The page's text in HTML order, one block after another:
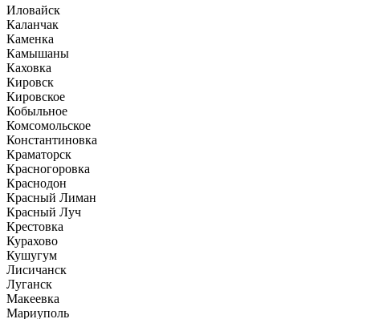
Иловайск
Каланчак
Каменка
Камышаны
Каховка
Кировск
Кировское
Кобыльное
Комсомольское
Константиновка
Краматорск
Красногоровка
Краснодон
Красный Лиман
Красный Луч
Крестовка
Курахово
Кушугум
Лисичанск
Луганск
Макеевка
Мариуполь